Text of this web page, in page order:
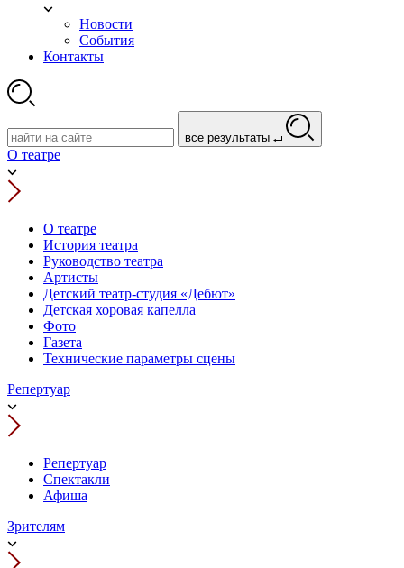
Новости
События
Контакты
все результаты
О театре
О театре
История театра
Руководство театра
Артисты
Детский театр-студия «Дебют»
Детская хоровая капелла
Фото
Газета
Технические параметры сцены
Репертуар
Репертуар
Спектакли
Афиша
Зрителям